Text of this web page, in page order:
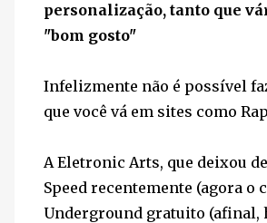
personalização, tanto que
"bom gosto"
Infelizmente não é possível
que você vá em sites como
A Eletronic Arts, que deixou
Speed recentemente (agora
Underground gratuito (afinal,